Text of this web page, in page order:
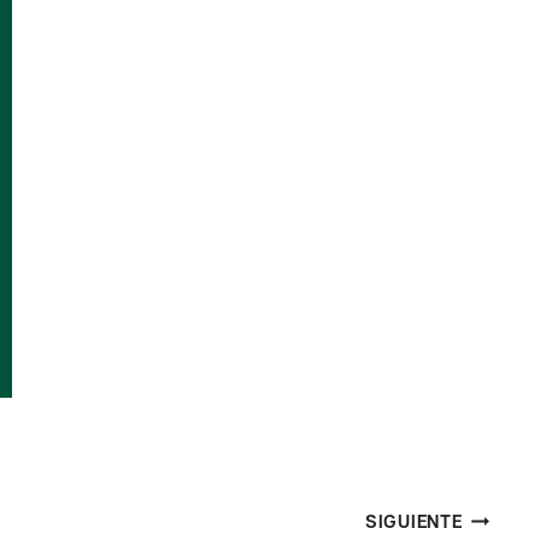
SIGUIENTE